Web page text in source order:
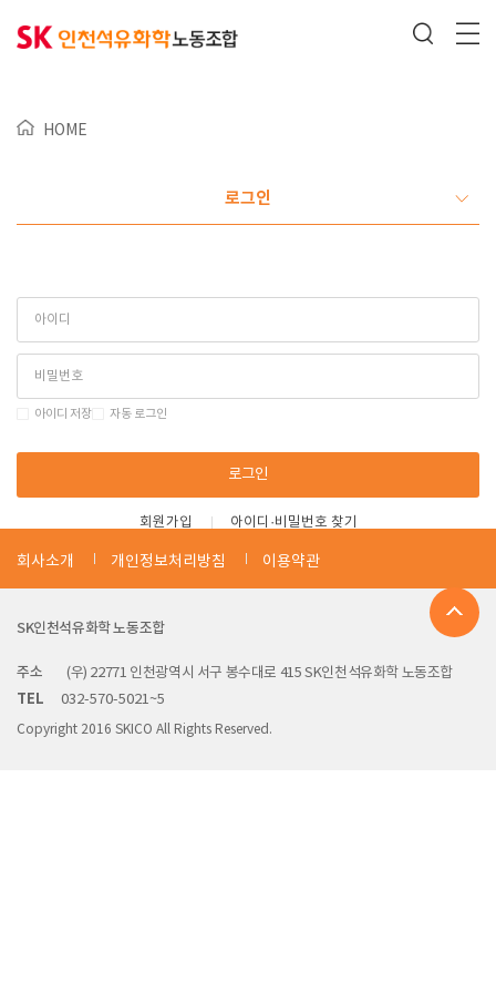
HOME
로그인
아이디 저장 자동 로그인
로그인
회원가입 아이디·비밀번호 찾기
회사소개 개인정보처리방침 이용약관
SK인천석유화학 노동조합
주소 (우) 22771 인천광역시 서구 봉수대로 415 SK인천석유화학 노동조합
TEL 032-570-5021~5
Copyright 2016 SKICO All Rights Reserved.